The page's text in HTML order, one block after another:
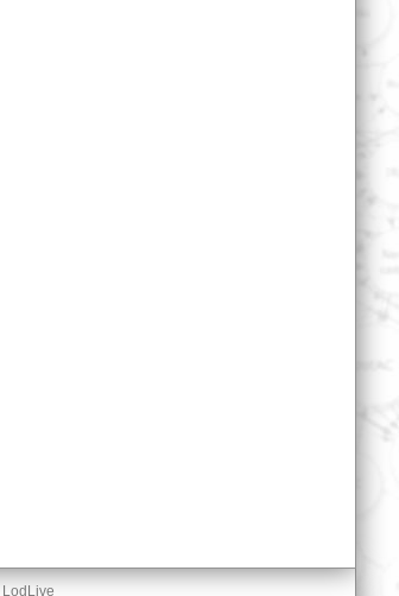
LodLive